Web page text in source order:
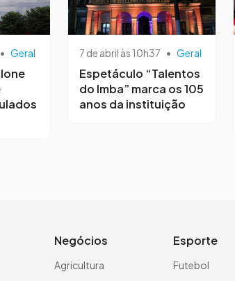
• Geral 7 de abril às 10h37 • Geral
Espetáculo “Talentos
do Imba” marca os 105
anos da instituição
Negócios
Agricultura
Esporte
Futebol